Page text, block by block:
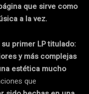
que sirve como
a la vez.
primer LP titulado:
y más complejas
estética mucho
que